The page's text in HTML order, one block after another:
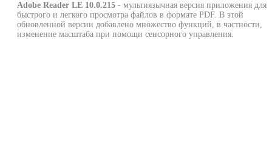
Adobe Reader LE 10.0.215 - мультиязычная версия приложения для
быстрого и легкого просмотра файлов в формате PDF. В этой
обновленной версии добавлено множество функций, в частности,
изменение масштаба при помощи сенсорного управления.